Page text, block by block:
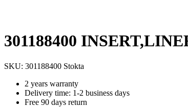
301188400
SKU: 301188400 Stokta
2 years warranty
Delivery time: 1-2 business days
Free 90 days return